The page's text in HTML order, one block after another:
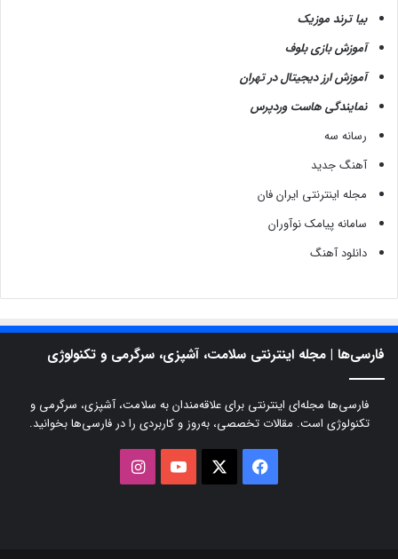
بیا ترند موزیک
آموزش بازی بلوف
آموزش ارز دیجیتال در تهران
نمایندگی هاست وردپرس
رسانه سه
آهنگ جدید
مجله اینترنتی ایران فان
سامانه پیامک نوآوران
دانلود آهنگ
فارسی‌ها | مجله اینترنتی سلامت، آشپزی، سرگرمی و تکنولوژی
فارسی‌ها مجله‌ای اینترنتی برای علاقه‌مندان به سلامت، آشپزی، سرگرمی و
تکنولوژی است. مقالات تخصصی، به‌روز و کاربردی را در فارسی‌ها بخوانید.
فیسبوک یوتیوب